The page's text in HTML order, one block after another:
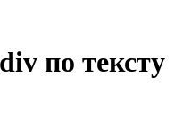
по тексту